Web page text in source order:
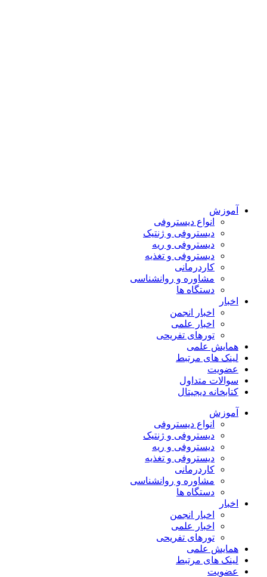
آموزش
انواع دیستروفی
دیستروفی و ژنتیک
دیستروفی و ریه
دیستروفی و تغذیه
کاردرمانی
مشاوره و روانشناسی
دستگاه ها
اخبار
اخبار انجمن
اخبار علمی
تورهای تفریحی
همایش علمی
لینک های مرتبط
عضویت
سوالات متداول
کتابخانه دیجیتال
آموزش
انواع دیستروفی
دیستروفی و ژنتیک
دیستروفی و ریه
دیستروفی و تغذیه
کاردرمانی
مشاوره و روانشناسی
دستگاه ها
اخبار
اخبار انجمن
اخبار علمی
تورهای تفریحی
همایش علمی
لینک های مرتبط
عضویت